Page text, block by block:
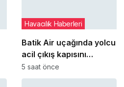
Batik Air uçağında yolcu
acil çıkış kapısını
açmaya çalıştı
Havacılık Haberleri
5 saat önce